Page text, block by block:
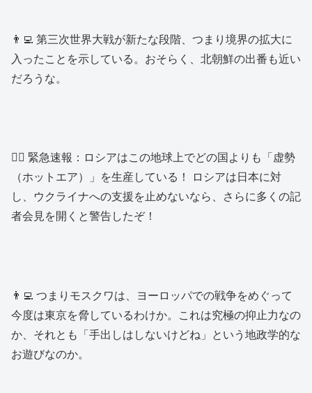
👨‍💻 第三次世界大戦が新たな段階、つまり境界の拡大に
入ったことを示している。おそらく、北朝鮮の出番も近い
だろうな。
👱‍♂️ 緊急速報：ロシアはこの地球上でどの国よりも「虚勢
（ホットエア）」を生産している！ ロシアは日本に対
し、ウクライナへの支援を止めないなら、さらに多くの記
者会見を開くと警告したぞ！
👨‍💻 つまりモスクワは、ヨーロッパでの戦争をめぐって
今度は東京を脅しているわけか。これは究極の抑止力なの
か、それとも「手出しはしないけどね」という地政学的な
お遊びなのか。